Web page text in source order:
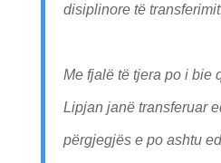
disiplinore të
Me fjalë të tjera po i bie
Lipjan janë transferuar
përgjegjës e po ashtu